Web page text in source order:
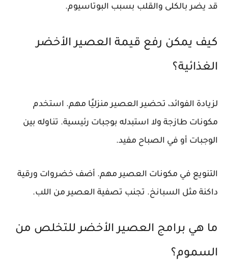
قد يضر بالكلى والقلب بسبب البوتاسيوم.
كيف يمكن رفع قيمة العصير الأخضر
الغذائية؟
لزيادة الفوائد، تحضير العصير منزليًا مهم. استخدم
مكونات طازجة ولا استبدله بوجبات رئيسية. تناوله بين
الوجبات أو في الصباح مفيد.
التنويع في مكونات العصير مهم. أضف خضروات ورقية
داكنة مثل السبانخ. تجنب تصفية العصير من اللب.
ما هي برامج العصير الأخضر للتخلص من
السموم؟